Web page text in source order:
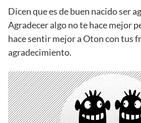
Dicen que es de buen nacido ser
Agradecer algo no te hace mejor
hace sentir mejor a Oton con tus
agradecimiento.